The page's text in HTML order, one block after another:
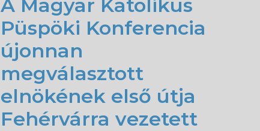
A Magyar Katolikus
Püspöki Konferencia
újonnan
megválasztott
elnökének első útja
Fehérvárra vezetett